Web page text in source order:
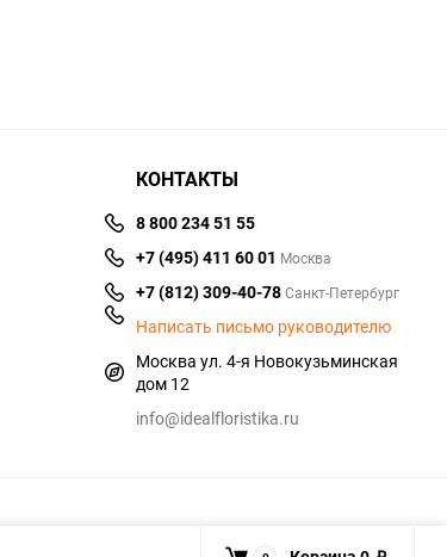
КОНТАКТЫ
8 800 234 51 55
+7 (495) 411 60 01 Москва
+7 (812) 309-40-78Санкт-Петербург
Написать письмо руководителю
Москва ул. 4-я Новокузьминская
дом 12
info@idealfloristika.ru